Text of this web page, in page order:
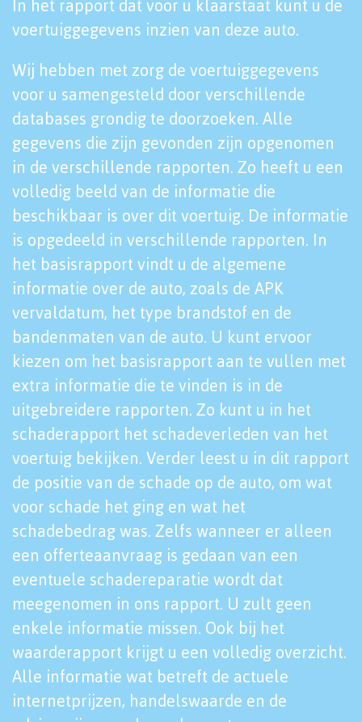
In het rapport dat voor u klaarstaat kunt u de
voertuiggegevens inzien van deze auto.
Wij hebben met zorg de voertuiggegevens
voor u samengesteld door verschillende
databases grondig te doorzoeken. Alle
gegevens die zijn gevonden zijn opgenomen
in de verschillende rapporten. Zo heeft u een
volledig beeld van de informatie die
beschikbaar is over dit voertuig. De informatie
is opgedeeld in verschillende rapporten. In
het basisrapport vindt u de algemene
informatie over de auto, zoals de APK
vervaldatum, het type brandstof en de
bandenmaten van de auto. U kunt ervoor
kiezen om het basisrapport aan te vullen met
extra informatie die te vinden is in de
uitgebreidere rapporten. Zo kunt u in het
schaderapport het schadeverleden van het
voertuig bekijken. Verder leest u in dit rapport
de positie van de schade op de auto, om wat
voor schade het ging en wat het
schadebedrag was. Zelfs wanneer er alleen
een offerteaanvraag is gedaan van een
eventuele schadereparatie wordt dat
meegenomen in ons rapport. U zult geen
enkele informatie missen. Ook bij het
waarderapport krijgt u een volledig overzicht.
Alle informatie wat betreft de actuele
internetprijzen, handelswaarde en de